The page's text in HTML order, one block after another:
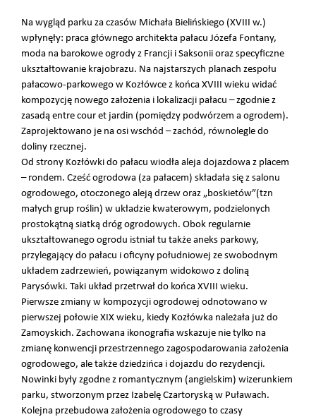
Na wygląd parku za czasów Michała Bielińskiego (XVIII w.)
wpłynęły: praca głównego architekta pałacu Józefa Fontany,
moda na barokowe ogrody z Francji i Saksonii oraz specyficzne
ukształtowanie krajobrazu. Na najstarszych planach zespołu
pałacowo-parkowego w Kozłówce z końca XVIII wieku widać
kompozycję nowego założenia i lokalizacji pałacu – zgodnie z
zasadą entre cour et jardin (pomiędzy podwórzem a ogrodem).
Zaprojektowano je na osi wschód – zachód, równolegle do
doliny rzecznej.
Od strony Kozłówki do pałacu wiodła aleja dojazdowa z placem
– rondem. Cześć ogrodowa (za pałacem) składała się z salonu
ogrodowego, otoczonego aleją drzew oraz „boskietów”(tzn
małych grup roślin) w układzie kwaterowym, podzielonych
prostokątną siatką dróg ogrodowych. Obok regularnie
ukształtowanego ogrodu istniał tu także aneks parkowy,
przylegający do pałacu i oficyny południowej ze swobodnym
układem zadrzewień, powiązanym widokowo z doliną
Parysówki. Taki układ przetrwał do końca XVIII wieku.
Pierwsze zmiany w kompozycji ogrodowej odnotowano w
pierwszej połowie XIX wieku, kiedy Kozłówka należała już do
Zamoyskich. Zachowana ikonografia wskazuje nie tylko na
zmianę konwencji przestrzennego zagospodarowania założenia
ogrodowego, ale także dziedzińca i dojazdu do rezydencji.
Nowinki były zgodne z romantycznym (angielskim) wizerunkiem
parku, stworzonym przez Izabelę Czartoryską w Puławach.
Kolejna przebudowa założenia ogrodowego to czasy